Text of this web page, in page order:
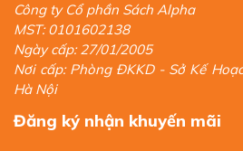
Công ty Cổ phần Sách Alpha
MST: 0101602138
Ngày cấp: 27/01/2005
Nơi cấp: Phòng ĐKKD - Sở Kế
Hà Nội
Đăng ký nhận khuyến mãi